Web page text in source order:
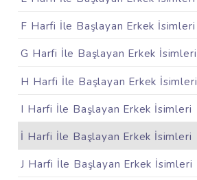
F Harfi İle Başlayan Erkek İsimleri
G Harfi İle Başlayan Erkek İsimleri
H Harfi İle Başlayan Erkek İsimleri
I Harfi İle Başlayan Erkek İsimleri
İ Harfi İle Başlayan Erkek İsimleri
J Harfi İle Başlayan Erkek İsimleri